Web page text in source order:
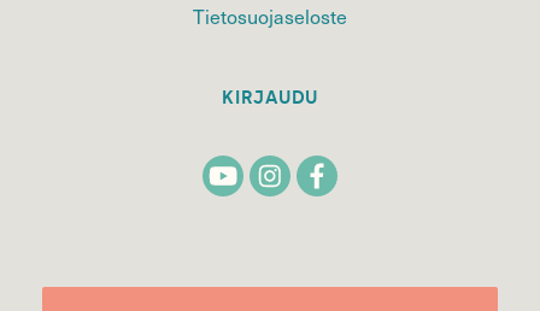
Tietosuojaseloste
KIRJAUDU